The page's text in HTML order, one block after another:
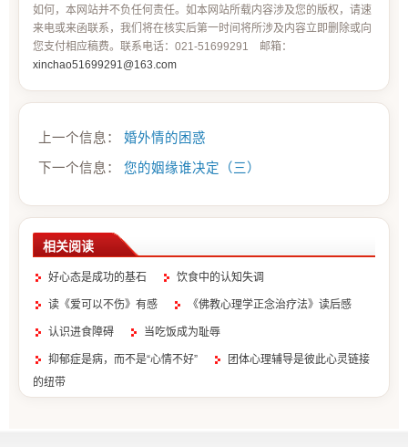
如何，本网站并不负任何责任。如本网站所载内容涉及您的版权，请速
来电或来函联系，我们将在核实后第一时间将所涉及内容立即删除或向
您支付相应稿费。联系电话：021-51699291 邮箱：
xinchao51699291@163.com
上一个信息： 婚外情的困惑
下一个信息： 您的姻缘谁决定（三）
相关阅读
好心态是成功的基石 饮食中的认知失调
读《爱可以不伤》有感 《佛教心理学正念治疗法》读后感
认识进食障碍 当吃饭成为耻辱
抑郁症是病，而不是“心情不好”
团体心理辅导是彼此心灵链接
的纽带